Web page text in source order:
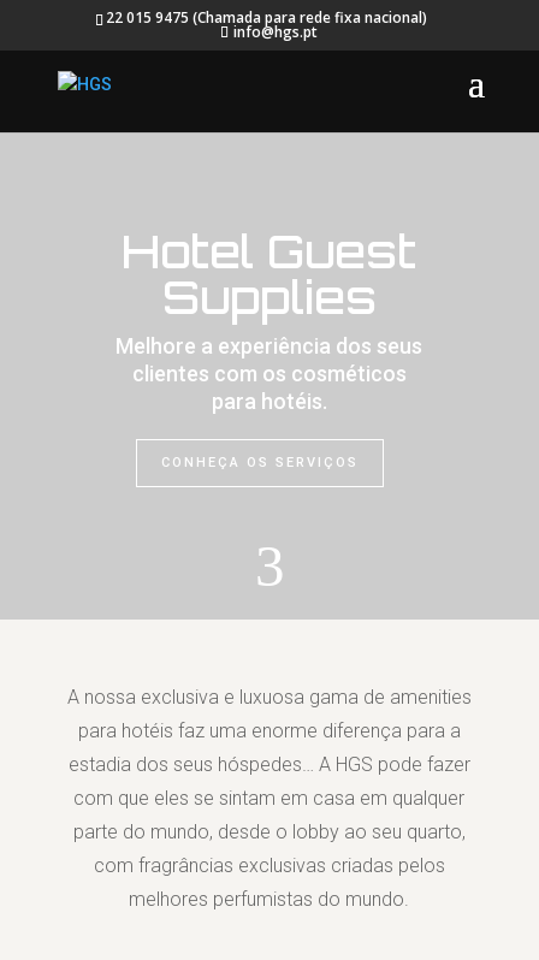
22 015 9475 (Chamada para rede fixa nacional)
info@hgs.pt
Hotel Guest
Supplies
Melhore a experiência dos seus
clientes com os cosméticos
para hotéis.
CONHEÇA OS SERVIÇOS
3
A nossa exclusiva e luxuosa gama de amenities
para hotéis faz uma enorme diferença para a
estadia dos seus hóspedes… A HGS pode fazer
com que eles se sintam em casa em qualquer
parte do mundo, desde o lobby ao seu quarto,
com fragrâncias exclusivas criadas pelos
melhores perfumistas do mundo.